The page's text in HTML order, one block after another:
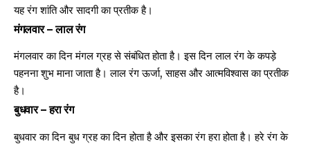
यह रंग शांति और सादगी का प्रतीक है।
मंगलवार – लाल रंग
मंगलवार का दिन मंगल ग्रह से संबंधित होता है। इस दिन लाल रंग के कपड़े
पहनना शुभ माना जाता है। लाल रंग ऊर्जा, साहस और आत्मविश्वास का प्रतीक
है।
बुधवार – हरा रंग
बुधवार का दिन बुध ग्रह का दिन होता है और इसका रंग हरा होता है। हरे रंग के